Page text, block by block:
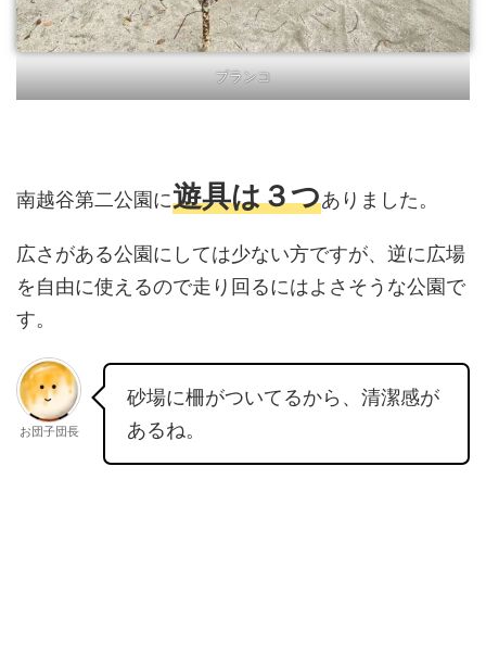
ブランコ
南越谷第二公園に遊具は３つありました。
広さがある公園にしては少ない方ですが、逆に広場
を自由に使えるので走り回るにはよさそうな公園で
す。
お団子団長
砂場に柵がついてるから、清潔感が
あるね。